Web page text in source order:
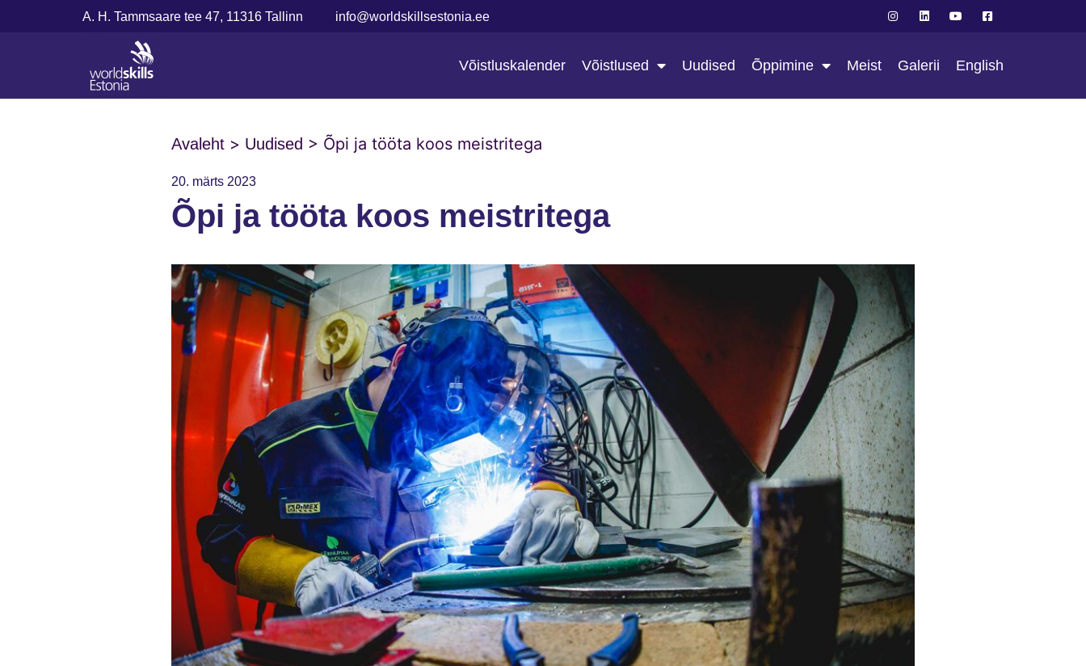
A. H. Tammsaare tee 47, 11316 Tallinn info@worldskillsestonia.ee
Võistluskalender Võistlused Uudised Õppimine Meist Galerii English
Avaleht > Uudised > Õpi ja tööta koos meistritega
20. märts 2023
Õpi ja tööta koos meistritega